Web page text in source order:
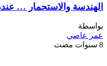
الهندسة والاستحمار …
بواسطة
عمر عاصي
8 سنوات مضت